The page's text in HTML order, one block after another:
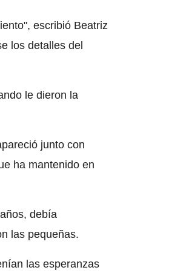
escribió Beatriz
los detalles del
le dieron la
junto con
ha mantenido en
debía
las pequeñas.
las esperanzas